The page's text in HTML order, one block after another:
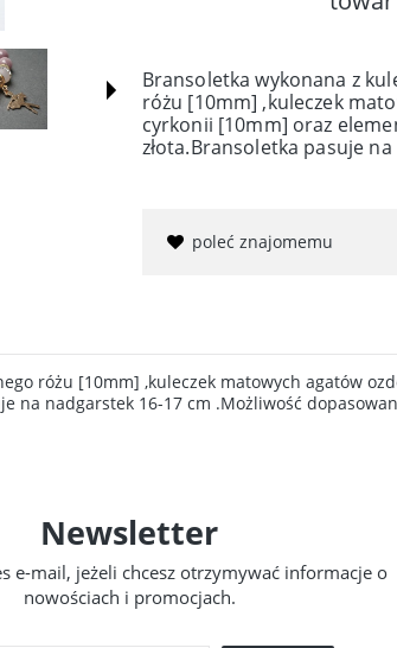
Bransoletka wykonana z
różu [10mm] ,kuleczek
cyrkonii [10mm] oraz
złota.Bransoletka pasuje
poleć znajomemu
różu [10mm] ,kuleczek matowych agatów
na nadgarstek 16-17 cm .Możliwość
Newsletter
e-mail, jeżeli chcesz otrzymywać informacje o
nowościach i promocjach.